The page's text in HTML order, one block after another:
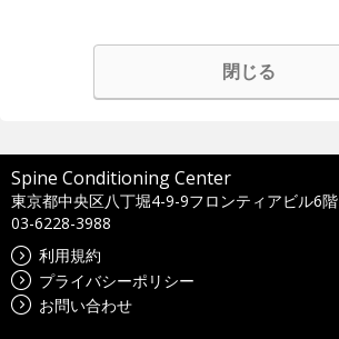
閉じる
Spine Conditioning Center
東京都中央区八丁堀4-9-9フロンティアビル6階
03-6228-3988
利用規約
プライバシーポリシー
お問い合わせ